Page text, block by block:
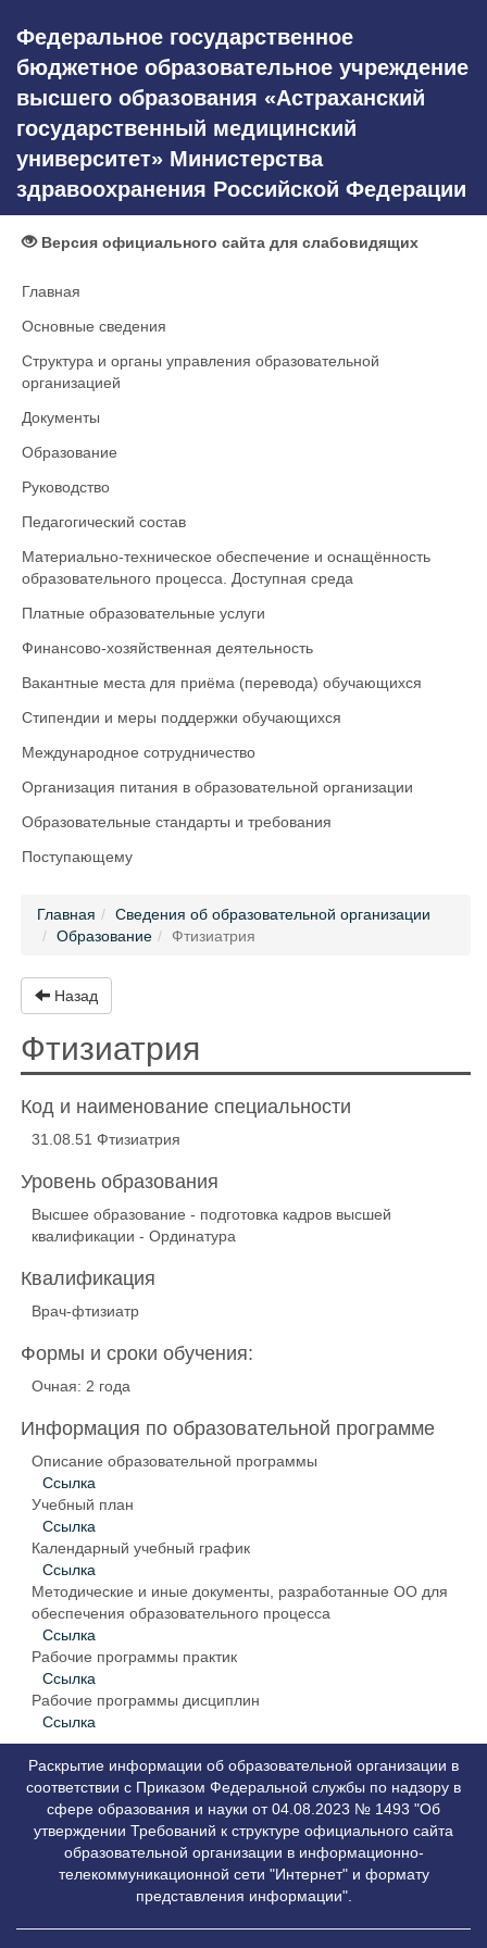
Федеральное государственное
бюджетное образовательное учреждение
высшего образования «Астраханский
государственный медицинский
университет» Министерства
здравоохранения Российской Федерации
Версия официального сайта для слабовидящих
Главная
Основные сведения
Структура и органы управления образовательной
организацией
Документы
Образование
Руководство
Педагогический состав
Материально-техническое обеспечение и оснащённость
образовательного процесса. Доступная среда
Платные образовательные услуги
Финансово-хозяйственная деятельность
Вакантные места для приёма (перевода) обучающихся
Стипендии и меры поддержки обучающихся
Международное сотрудничество
Организация питания в образовательной организации
Образовательные стандарты и требования
Поступающему
Главная
Сведения об образовательной организации
Образование
Фтизиатрия
Назад
Фтизиатрия
Код и наименование специальности
31.08.51 Фтизиатрия
Уровень образования
Высшее образование - подготовка кадров высшей
квалификации - Ординатура
Квалификация
Врач-фтизиатр
Формы и сроки обучения:
Очная: 2 года
Информация по образовательной программе
Описание образовательной программы
Ссылка
Учебный план
Ссылка
Календарный учебный график
Ссылка
Методические и иные документы, разработанные ОО для
обеспечения образовательного процесса
Ссылка
Рабочие программы практик
Ссылка
Рабочие программы дисциплин
Ссылка
Раскрытие информации об образовательной организации в
соответствии с Приказом Федеральной службы по надзору в
сфере образования и науки от 04.08.2023 № 1493 "Об
утверждении Требований к структуре официального сайта
образовательной организации в информационно-
телекоммуникационной сети "Интернет" и формату
представления информации".